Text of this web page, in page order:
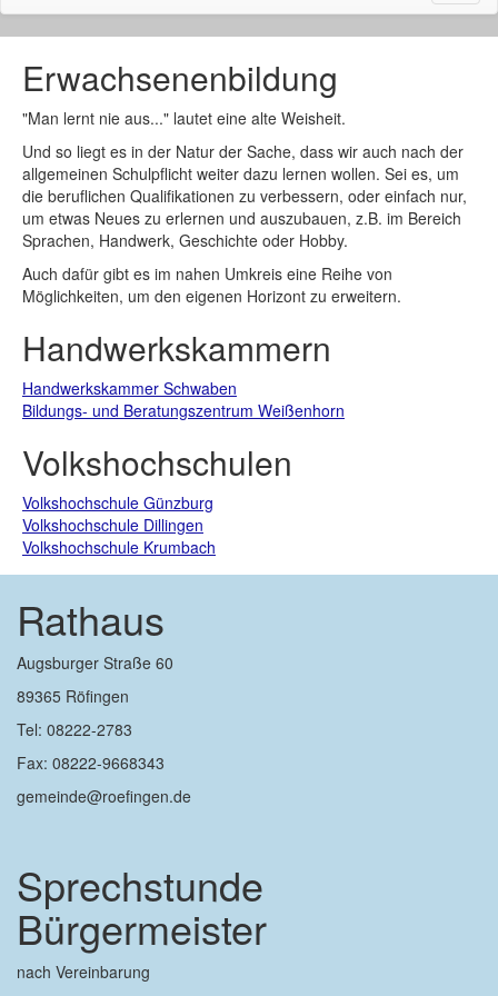
Erwachsenenbildung
"Man lernt nie aus..." lautet eine alte Weisheit.
Und so liegt es in der Natur der Sache, dass wir auch nach der
allgemeinen Schulpflicht weiter dazu lernen wollen. Sei es, um
die beruflichen Qualifikationen zu verbessern, oder einfach nur,
um etwas Neues zu erlernen und auszubauen, z.B. im Bereich
Sprachen, Handwerk, Geschichte oder Hobby.
Auch dafür gibt es im nahen Umkreis eine Reihe von
Möglichkeiten, um den eigenen Horizont zu erweitern.
Handwerkskammern
Handwerkskammer Schwaben
Bildungs- und Beratungszentrum Weißenhorn
Volkshochschulen
Volkshochschule Günzburg
Volkshochschule Dillingen
Volkshochschule Krumbach
Rathaus
Augsburger Straße 60
89365 Röfingen
Tel: 08222-2783
Fax: 08222-9668343
gemeinde@roefingen.de
Sprechstunde
Bürgermeister
nach Vereinbarung